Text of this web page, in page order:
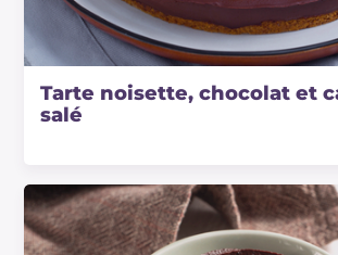
Tarte noisette, chocolat et
salé